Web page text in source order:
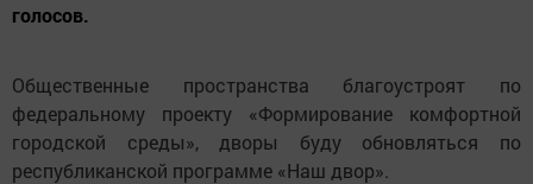
голосов.
Общественные пространства благоустроят по
федеральному проекту «Формирование комфортной
городской среды», дворы буду обновляться по
республиканской программе «Наш двор».